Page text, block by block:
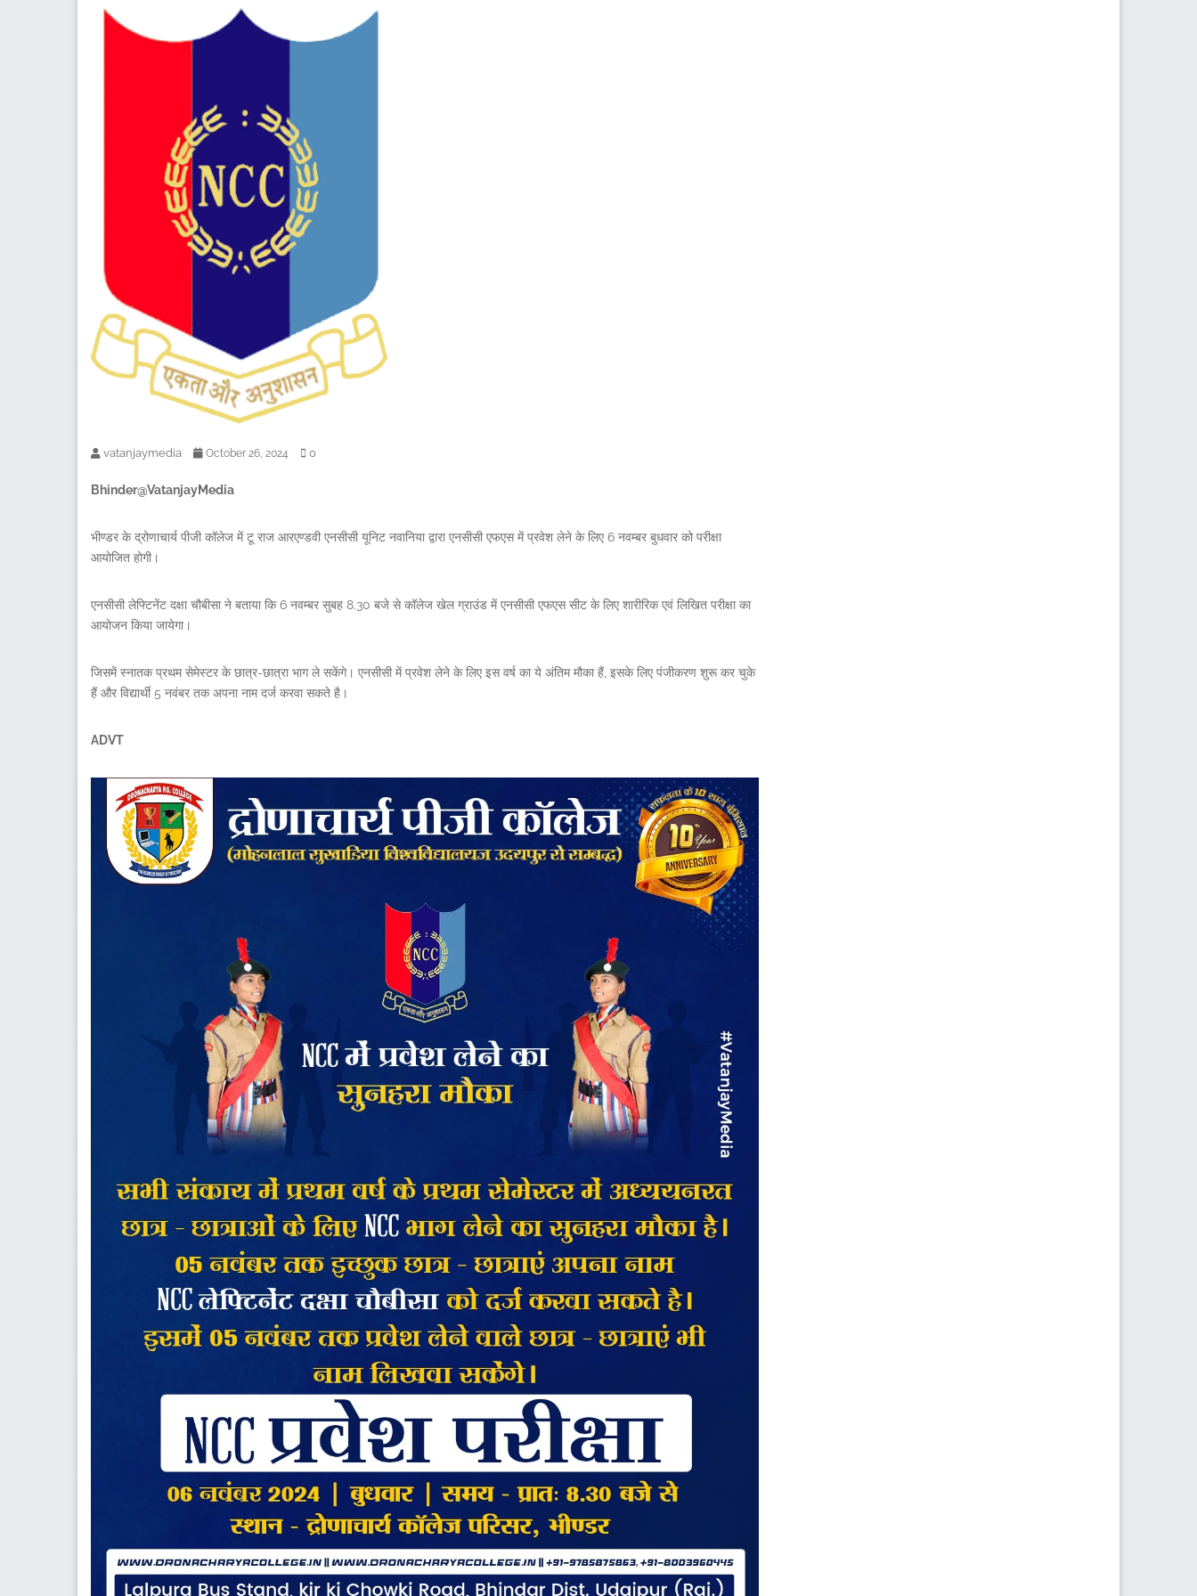
vatanjaymedia October 26, 2024 0
Bhinder@VatanjayMedia
भीण्डर के द्रोणाचार्य पीजी कॉलेज में टू राज आरएण्डवी एनसीसी यूनिट नवानिया द्वारा एनसीसी एफएस में प्रवेश लेने के लिए 6 नवम्बर बुधवार को परीक्षा
आयोजित होगी।
एनसीसी लेफ्टिनेंट दक्षा चौबीसा ने बताया कि 6 नवम्बर सुबह 8.30 बजे से कॉलेज खेल ग्राउंड में एनसीसी एफएस सीट के लिए शारीरिक एवं लिखित परीक्षा का
आयोजन किया जायेगा।
जिसमें स्नातक प्रथम सेमेस्टर के छात्र-छात्रा भाग ले सकेंगे। एनसीसी में प्रवेश लेने के लिए इस वर्ष का ये अंतिम मौका हैं, इसके लिए पंजीकरण शुरू कर चुके
हैं और विद्यार्थी 5 नवंबर तक अपना नाम दर्ज करवा सकते है।
ADVT